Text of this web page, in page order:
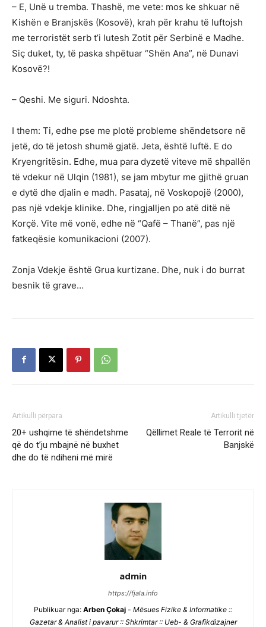
– E, Unë u tremba. Thashë, me vete: mos ke shkuar në
Kishën e Branjskës (Kosovë), krah për krahu të luftojsh
me terroristët serb t’i lutesh Zotit për Serbinë e Madhe.
Siç duket, ty, të paska shpëtuar “Shën Ana”, në Dunavi
Kosovë?!
– Qeshi. Me siguri. Ndoshta.
I them: Ti, edhe pse me plotë probleme shëndetsore në
jetë, do të jetosh shumë gjatë. Jeta, është luftë. E do
Kryengritësin. Edhe, mua para dyzetë viteve më shpallën
të vdekur në Ulqin (1981), se jam mbytur me gjithë gruan
e dytë dhe djalin e madh. Pasataj, në Voskopojë (2000),
pas një vdekje klinike. Dhe, ringjalljen po atë ditë në
Korçë. Vite më vonë, edhe në “Qafë – Thanë”, pas një
fatkeqësie komunikacioni (2007).
Zonja Vdekje është Grua kurtizane. Dhe, nuk i do burrat
besnik të grave…
Artikulli përpara
20+ ushqime të shëndetshme
që do t’ju mbajnë në buxhet
dhe do të ndiheni më mirë
Artikulli tjetër
Qëllimet Reale të Terrorit në
Banjskë
admin
https://fjala.info
Publikuar nga: Arben Çokaj - Mësues Fizike & Informatike ::
Gazetar & Analist i pavarur :: Shkrimtar :: Ueb- & Grafikdizajner